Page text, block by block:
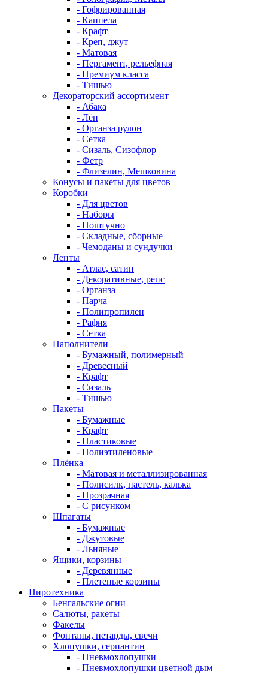
- Гофрированная
- Каппела
- Крафт
- Креп, джут
- Матовая
- Пергамент, рельефная
- Премиум класса
- Тишью
Декораторский ассортимент
- Абака
- Лён
- Органза рулон
- Сетка
- Сизаль, Сизофлор
- Фетр
- Флизелин, Мешковина
Конусы и пакеты для цветов
Коробки
- Для цветов
- Наборы
- Поштучно
- Складные, сборные
- Чемоданы и сундучки
Ленты
- Атлас, сатин
- Декоративные, репс
- Органза
- Парча
- Полипропилен
- Рафия
- Сетка
Наполнители
- Бумажный, полимерный
- Древесный
- Крафт
- Сизаль
- Тишью
Пакеты
- Бумажные
- Крафт
- Пластиковые
- Полиэтиленовые
Плёнка
- Матовая и металлизированная
- Полисилк, пастель, калька
- Прозрачная
- С рисунком
Шпагаты
- Бумажные
- Джутовые
- Льняные
Ящики, корзины
- Деревянные
- Плетеные корзины
Пиротехника
Бенгальские огни
Салюты, ракеты
Факелы
Фонтаны, петарды, свечи
Хлопушки, серпантин
- Пневмохлопушки
- Пневмохлопушки цветной дым